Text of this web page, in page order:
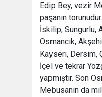
Edip Bey, vezir
paşanın
İskilip, Sungurlu,
Osmancık,
Kayseri, Dersim,
İçel ve tekrar
yapmıştır. Son
Mebusanın da